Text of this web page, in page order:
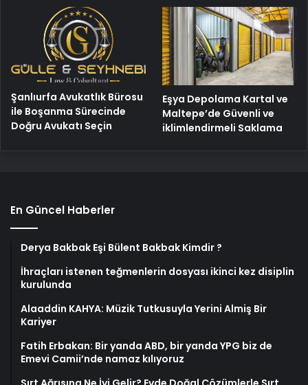
Şanlıurfa Avukatlık Bürosu
ile Boşanma Sürecinde
Doğru Avukatı Seçin
Eşya Depolama Kartal ve
Maltepe’de Güvenli ve
iklimlendirmeli Saklama
En Güncel Haberler
Derya Bakbak Eşi Bülent Bakbak Kimdir ?
İhraçları istenen teğmenlerin dosyası ikinci kez disiplin
kurulunda
Alaaddin KAHYA: Müzik Tutkusuyla Yerini Almiş Bir
Kariyer
Fatih Erbakan: Bir yanda ABD, bir yanda YPG biz de
Emevi Camii’nde namaz kılıyoruz